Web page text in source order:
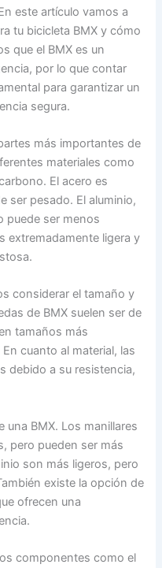
este artículo vamos a
tu bicicleta BMX y cómo
que el BMX es un
por lo que contar
para garantizar un
segura.
más importantes de
materiales como
El acero es
ser pesado. El aluminio,
puede ser menos
extremadamente ligera y
considerar el tamaño y
de BMX suelen ser de
tamaños más
cuanto al material, las
debido a su resistencia,
una BMX. Los manillares
pero pueden ser más
son más ligeros, pero
existe la opción de
ofrecen una
componentes como el